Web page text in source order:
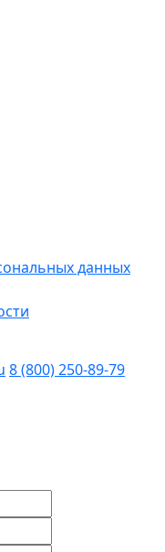
данных
8 (800) 250-89-79